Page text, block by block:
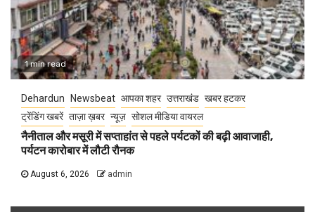
1 min read
Dehardun Newsbeat आपका शहर उत्तराखंड खबर हटकर
ट्रेंडिंग खबरें ताज़ा ख़बर न्यूज़ सोशल मीडिया वायरल
नैनीताल और मसूरी में सप्ताहांत से पहले पर्यटकों की बढ़ी आवाजाही,
पर्यटन कारोबार में लौटी रौनक
August 6, 2026 admin